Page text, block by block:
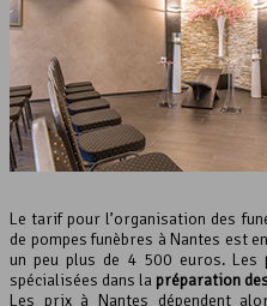
Le tarif pour l’organisation des
de pompes funèbres à Nantes est
un peu plus de 4 500 euros. Les
spécialisées dans la préparation
Les prix à Nantes dépendent